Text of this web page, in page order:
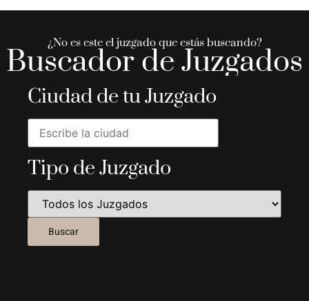
¿No es este el juzgado que estás buscando?
Buscador de Juzgados
Ciudad de tu Juzgado
Tipo de Juzgado